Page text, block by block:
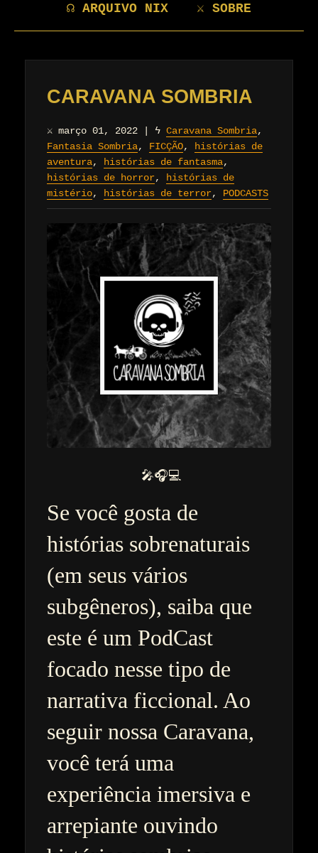
☊ ARQUIVO NIX ⚔ SOBRE
CARAVANA SOMBRIA
⚔ março 01, 2022 ϟ Caravana Sombria,
Fantasia Sombria, FICÇÃO, histórias de
aventura, histórias de fantasma,
histórias de horror, histórias de
mistério, histórias de terror, PODCASTS
🎤🎧💻
Se você gosta de
histórias sobrenaturais
(em seus vários
subgêneros), saiba que
este é um PodCast
focado nesse tipo de
narrativa ficcional. Ao
seguir nossa Caravana,
você terá uma
experiência imersiva e
arrepiante ouvindo